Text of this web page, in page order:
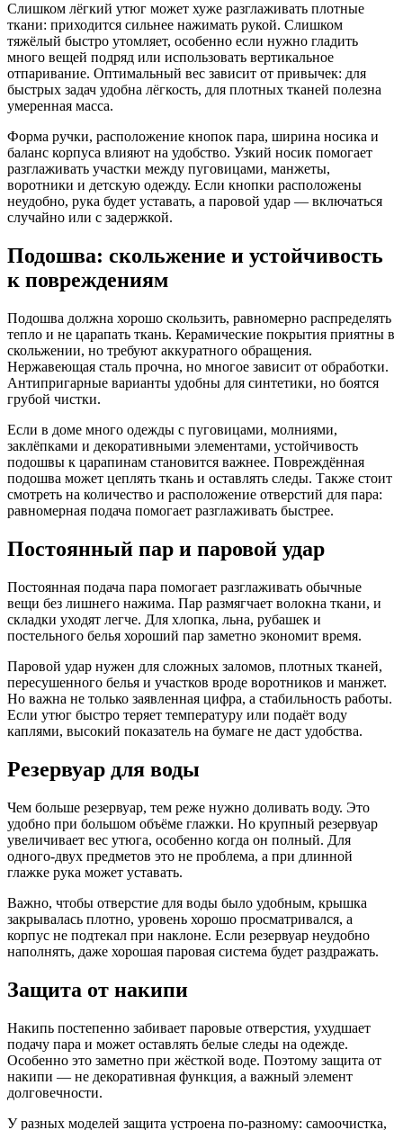
Слишком лёгкий утюг может хуже разглаживать плотные
ткани: приходится сильнее нажимать рукой. Слишком
тяжёлый быстро утомляет, особенно если нужно гладить
много вещей подряд или использовать вертикальное
отпаривание. Оптимальный вес зависит от привычек: для
быстрых задач удобна лёгкость, для плотных тканей полезна
умеренная масса.
Форма ручки, расположение кнопок пара, ширина носика и
баланс корпуса влияют на удобство. Узкий носик помогает
разглаживать участки между пуговицами, манжеты,
воротники и детскую одежду. Если кнопки расположены
неудобно, рука будет уставать, а паровой удар — включаться
случайно или с задержкой.
Подошва: скольжение и устойчивость
к повреждениям
Подошва должна хорошо скользить, равномерно распределять
тепло и не царапать ткань. Керамические покрытия приятны в
скольжении, но требуют аккуратного обращения.
Нержавеющая сталь прочна, но многое зависит от обработки.
Антипригарные варианты удобны для синтетики, но боятся
грубой чистки.
Если в доме много одежды с пуговицами, молниями,
заклёпками и декоративными элементами, устойчивость
подошвы к царапинам становится важнее. Повреждённая
подошва может цеплять ткань и оставлять следы. Также стоит
смотреть на количество и расположение отверстий для пара:
равномерная подача помогает разглаживать быстрее.
Постоянный пар и паровой удар
Постоянная подача пара помогает разглаживать обычные
вещи без лишнего нажима. Пар размягчает волокна ткани, и
складки уходят легче. Для хлопка, льна, рубашек и
постельного белья хороший пар заметно экономит время.
Паровой удар нужен для сложных заломов, плотных тканей,
пересушенного белья и участков вроде воротников и манжет.
Но важна не только заявленная цифра, а стабильность работы.
Если утюг быстро теряет температуру или подаёт воду
каплями, высокий показатель на бумаге не даст удобства.
Резервуар для воды
Чем больше резервуар, тем реже нужно доливать воду. Это
удобно при большом объёме глажки. Но крупный резервуар
увеличивает вес утюга, особенно когда он полный. Для
одного-двух предметов это не проблема, а при длинной
глажке рука может уставать.
Важно, чтобы отверстие для воды было удобным, крышка
закрывалась плотно, уровень хорошо просматривался, а
корпус не подтекал при наклоне. Если резервуар неудобно
наполнять, даже хорошая паровая система будет раздражать.
Защита от накипи
Накипь постепенно забивает паровые отверстия, ухудшает
подачу пара и может оставлять белые следы на одежде.
Особенно это заметно при жёсткой воде. Поэтому защита от
накипи — не декоративная функция, а важный элемент
долговечности.
У разных моделей защита устроена по-разному: самоочистка,